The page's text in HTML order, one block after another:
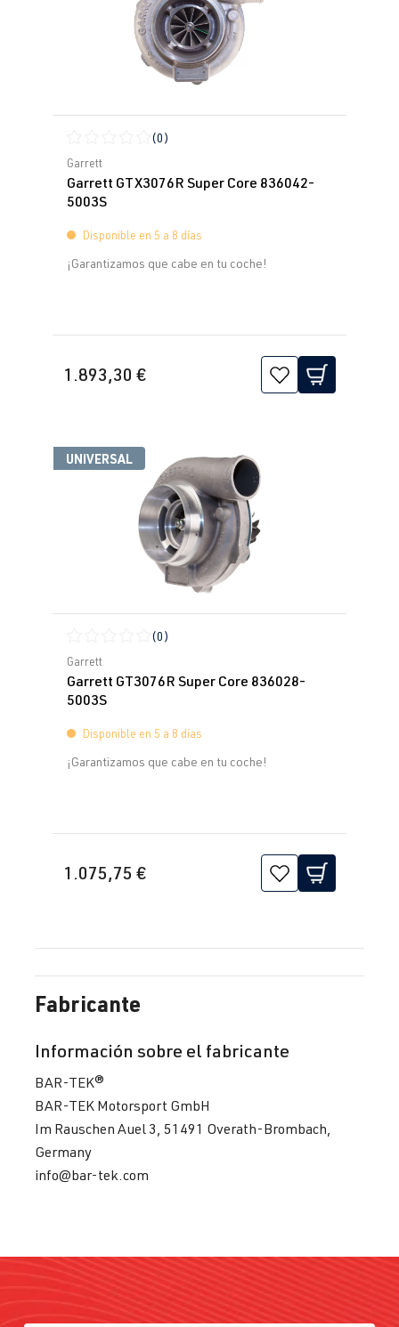
Calificación promedio de 0 de 5 estrellas
(0)
Garrett
Garrett GTX3076R Super Core 836042-
5003S
Disponible en 5 a 8 días
¡Garantizamos que cabe en tu coche!
1.893,30 €
UNIVERSAL
Calificación promedio de 0 de 5 estrellas
(0)
Garrett
Garrett GT3076R Super Core 836028-
5003S
Disponible en 5 a 8 días
¡Garantizamos que cabe en tu coche!
1.075,75 €
Fabricante
Información sobre el fabricante
BAR-TEK®
BAR-TEK Motorsport GmbH
Im Rauschen Auel 3, 51491 Overath-Brombach,
Germany
info@bar-tek.com